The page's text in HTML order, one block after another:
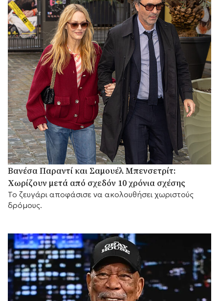
Βανέσα Παραντί και Σαμουέλ Μπενσετρίτ:
Χωρίζουν μετά από σχεδόν 10 χρόνια σχέσης
Το ζευγάρι αποφάσισε να ακολουθήσει χωριστούς
δρόμους.